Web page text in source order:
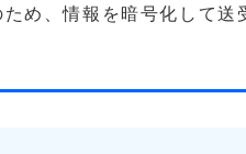
め、情報を暗号化して